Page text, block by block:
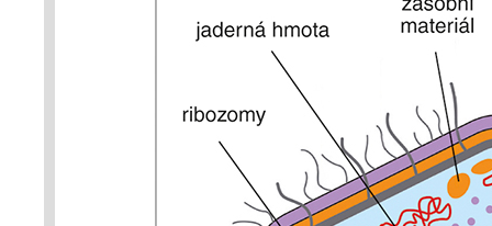
autoři článku